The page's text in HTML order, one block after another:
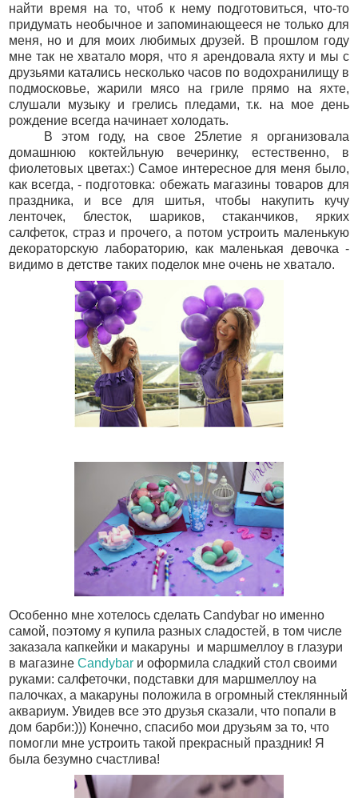
найти время на то, чтоб к нему подготовиться, что-то
придумать необычное и запоминающееся не только для
меня, но и для моих любимых друзей. В прошлом году
мне так не хватало моря, что я арендовала яхту и мы с
друзьями катались несколько часов по водохранилищу в
подмосковье, жарили мясо на гриле прямо на яхте,
слушали музыку и грелись пледами, т.к. на мое день
рождение всегда начинает холодать.
В этом году, на свое 25летие я организовала
домашнюю коктейльную вечеринку, естественно, в
фиолетовых цветах:) Самое интересное для меня было,
как всегда, - подготовка: обежать магазины товаров для
праздника, и все для шитья, чтобы накупить кучу
ленточек, блесток, шариков, стаканчиков, ярких
салфеток, страз и прочего, а потом устроить маленькую
декораторскую лабораторию, как маленькая девочка -
видимо в детстве таких поделок мне очень не хватало.
Особенно мне хотелось сделать Candybar но именно
самой, поэтому я купила разных сладостей, в том числе
заказала капкейки и макаруны и маршмеллоу в глазури
в магазине Candybar и оформила сладкий стол своими
руками: салфеточки, подставки для маршмеллоу на
палочках, а макаруны положила в огромный стеклянный
аквариум. Увидев все это друзья сказали, что попали в
дом барби:))) Конечно, спасибо мои друзьям за то, что
помогли мне устроить такой прекрасный праздник! Я
была безумно счастлива!